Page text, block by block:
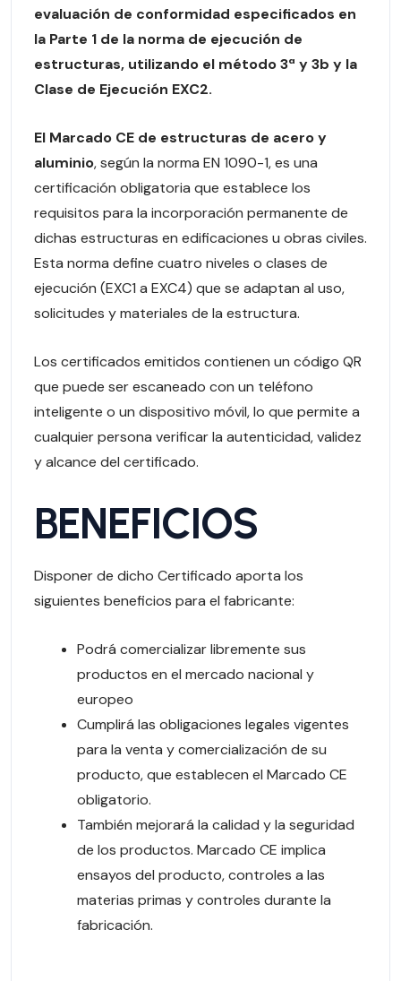
evaluación de conformidad especificados en
la Parte 1 de la norma de ejecución de
estructuras, utilizando el método 3ª y 3b y la
Clase de Ejecución EXC2.
El Marcado CE de estructuras de acero y
aluminio, según la norma EN 1090-1, es una
certificación obligatoria que establece los
requisitos para la incorporación permanente de
dichas estructuras en edificaciones u obras civiles.
Esta norma define cuatro niveles o clases de
ejecución (EXC1 a EXC4) que se adaptan al uso,
solicitudes y materiales de la estructura.
Los certificados emitidos contienen un código QR
que puede ser escaneado con un teléfono
inteligente o un dispositivo móvil, lo que permite a
cualquier persona verificar la autenticidad, validez
y alcance del certificado.
BENEFICIOS
Disponer de dicho Certificado aporta los
siguientes beneficios para el fabricante:
Podrá comercializar libremente sus
productos en el mercado nacional y
europeo
Cumplirá las obligaciones legales vigentes
para la venta y comercialización de su
producto, que establecen el Marcado CE
obligatorio.
También mejorará la calidad y la seguridad
de los productos. Marcado CE implica
ensayos del producto, controles a las
materias primas y controles durante la
fabricación.